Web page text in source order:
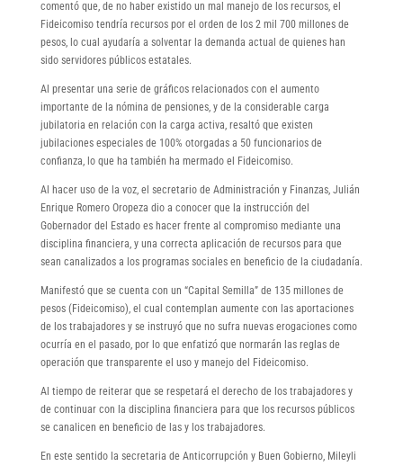
comentó que, de no haber existido un mal manejo de los recursos, el
Fideicomiso tendría recursos por el orden de los 2 mil 700 millones de
pesos, lo cual ayudaría a solventar la demanda actual de quienes han
sido servidores públicos estatales.
Al presentar una serie de gráficos relacionados con el aumento
importante de la nómina de pensiones, y de la considerable carga
jubilatoria en relación con la carga activa, resaltó que existen
jubilaciones especiales de 100% otorgadas a 50 funcionarios de
confianza, lo que ha también ha mermado el Fideicomiso.
Al hacer uso de la voz, el secretario de Administración y Finanzas, Julián
Enrique Romero Oropeza dio a conocer que la instrucción del
Gobernador del Estado es hacer frente al compromiso mediante una
disciplina financiera, y una correcta aplicación de recursos para que
sean canalizados a los programas sociales en beneficio de la ciudadanía.
Manifestó que se cuenta con un “Capital Semilla” de 135 millones de
pesos (Fideicomiso), el cual contemplan aumente con las aportaciones
de los trabajadores y se instruyó que no sufra nuevas erogaciones como
ocurría en el pasado, por lo que enfatizó que normarán las reglas de
operación que transparente el uso y manejo del Fideicomiso.
Al tiempo de reiterar que se respetará el derecho de los trabajadores y
de continuar con la disciplina financiera para que los recursos públicos
se canalicen en beneficio de las y los trabajadores.
En este sentido la secretaria de Anticorrupción y Buen Gobierno, Mileyli